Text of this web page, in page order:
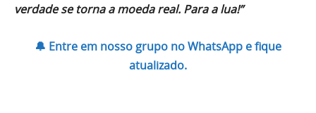
verdade se torna a moeda real. Para a lua!”
🔔 Entre em nosso grupo no WhatsApp e fique
atualizado.